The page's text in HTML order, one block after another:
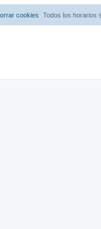
Todos los horarios
cookies